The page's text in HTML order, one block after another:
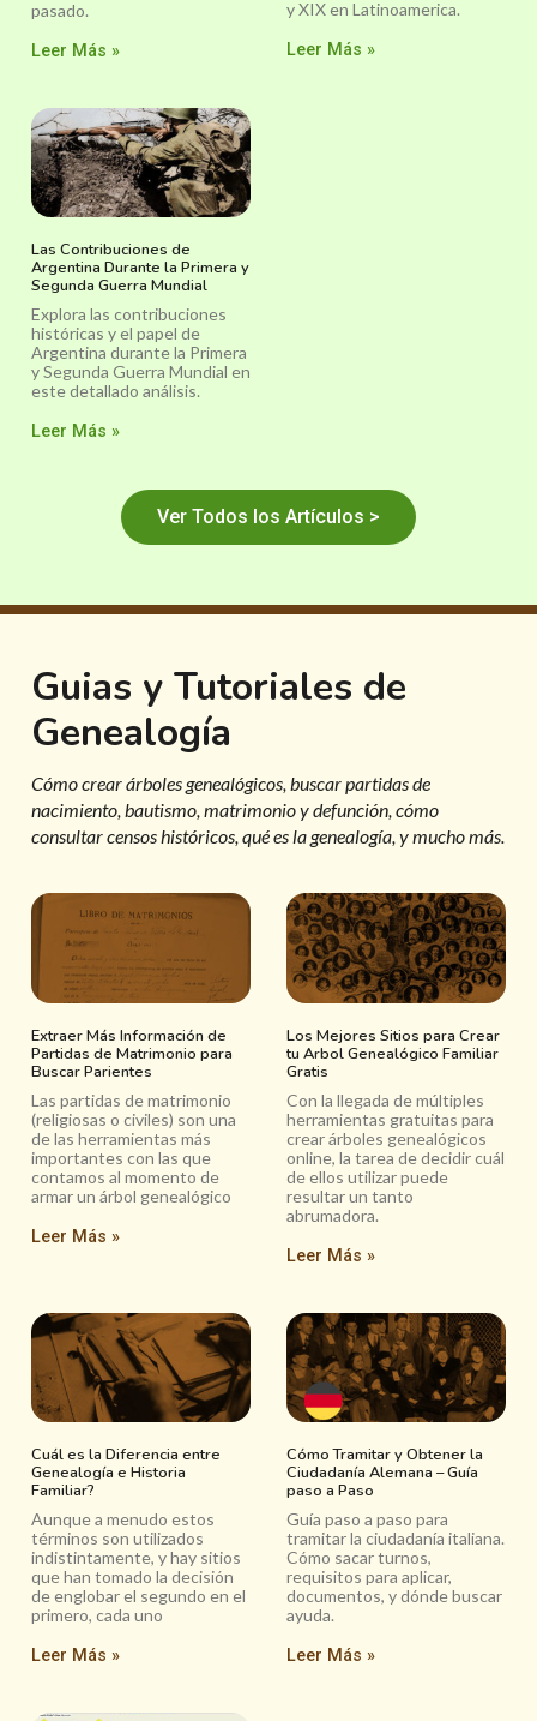
pasado.
Leer Más »
y XIX en Latinoamerica.
Leer Más »
Las Contribuciones de
Argentina Durante la Primera y
Segunda Guerra Mundial
Explora las contribuciones
históricas y el papel de
Argentina durante la Primera
y Segunda Guerra Mundial en
este detallado análisis.
Leer Más »
Ver Todos los Artículos >
Guias y Tutoriales de
Genealogía
Cómo crear árboles genealógicos, buscar partidas de
nacimiento, bautismo, matrimonio y defunción, cómo
consultar censos históricos, qué es la genealogía, y mucho más.
Extraer Más Información de
Partidas de Matrimonio para
Buscar Parientes
Las partidas de matrimonio
(religiosas o civiles) son una
de las herramientas más
importantes con las que
contamos al momento de
armar un árbol genealógico
Leer Más »
Los Mejores Sitios para Crear
tu Arbol Genealógico Familiar
Gratis
Con la llegada de múltiples
herramientas gratuitas para
crear árboles genealógicos
online, la tarea de decidir cuál
de ellos utilizar puede
resultar un tanto
abrumadora.
Leer Más »
Cuál es la Diferencia entre
Genealogía e Historia
Familiar?
Aunque a menudo estos
términos son utilizados
indistintamente, y hay sitios
que han tomado la decisión
de englobar el segundo en el
primero, cada uno
Leer Más »
Cómo Tramitar y Obtener la
Ciudadanía Alemana – Guía
paso a Paso
Guía paso a paso para
tramitar la ciudadanía italiana.
Cómo sacar turnos,
requisitos para aplicar,
documentos, y dónde buscar
ayuda.
Leer Más »